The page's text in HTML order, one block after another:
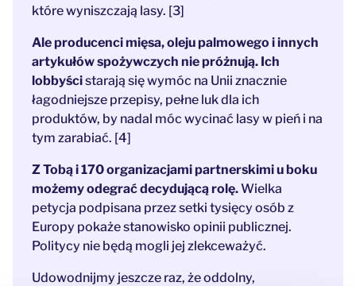
które wyniszczają lasy. [3]
Ale producenci mięsa, oleju palmowego i innych
artykułów spożywczych nie próżnują. Ich
lobbyścistarają się wymóc na Unii znacznie
łagodniejsze przepisy, pełne luk dla ich
produktów, by nadal móc wycinać lasy w pień i na
tym zarabiać. [4]
Z Tobą i 170 organizacjami partnerskimi u boku
możemy odegrać decydującą rolę.Wielka
petycja podpisana przez setki tysięcy osób z
Europy pokaże stanowisko opinii publicznej.
Politycy nie będą mogli jej zlekceważyć.
Udowodnijmy jeszcze raz, że oddolny,